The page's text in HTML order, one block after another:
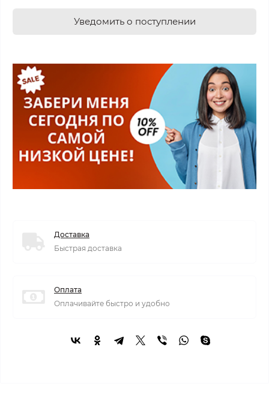
Уведомить о поступлении
Доставка
Быстрая доставка
Оплата
Оплачивайте быстро и удобно